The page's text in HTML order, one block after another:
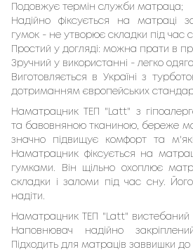
Подовжує термін служби матраца;
Надійно фіксується на матраці
гумок - не утворює складки під час
Простий у догляді: можна прати в
Зручний у використанні - легко
Виготовляється в Україні з
дотриманням європейських
Наматрацник TEП "Latt" з
та бавовняною тканиною, береже
значно підвищує комфорт та
Наматрацник фіксується на
гумками. Він щільно охоплює
складки і заломи під час сну.
надіти.
Наматрацник TEП "Latt"
Наповнювач надійно
Підходить для матраців заввишки до